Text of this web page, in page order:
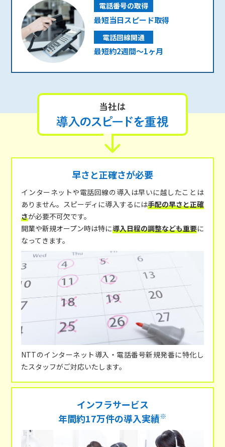
電話番号の取得
最短当日スピード取得
電話回線開通
最短約2週間～1ヶ月
早さと正確さが必要
インターネットや電話回線の導入は早いに越したことは
ありません。スピーディに導入するには手配の早さと正確
さが必要不可欠です。
開業や新規オープン時は特に導入日程の調整なども重要に
なってきます。
NTTのインターネット導入・電話番号新規発番に特化し
たスタッフがご対応いたします。
インフラサービス
年間約17万件の導入実績※